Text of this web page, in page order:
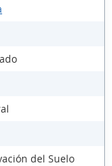
del Suelo